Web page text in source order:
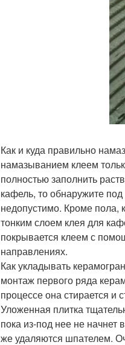
Как и куда правильно
намазыванием клеем
полностью заполнить
кафель, то обнаружите
недопустимо. Кроме пола,
тонким слоем клея для
покрывается клеем с
направлениях.
Как укладывать
монтаж первого ряда
процессе она стирается и
Уложенная плитка
пока из-под нее не начнет
же удаляются шпателем.